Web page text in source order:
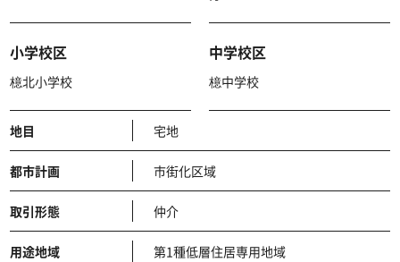
小学校区
檍北小学校
中学校区
檍中学校
地目 宅地
都市計画 市街化区域
取引形態 仲介
用途地域 第1種低層住居専用地域